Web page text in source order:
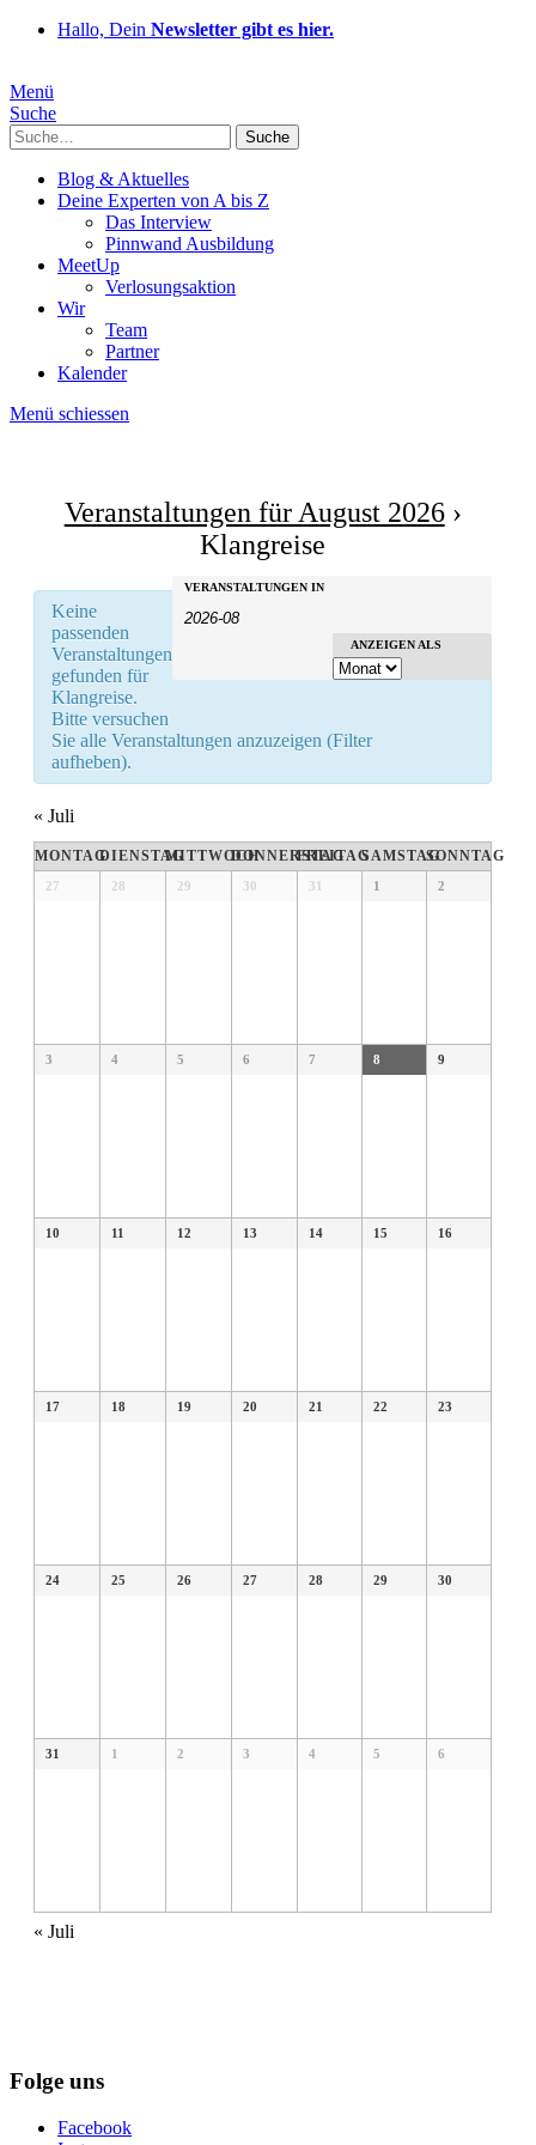
Hallo, Dein Newsletter gibt es hier.
Menü
Suche
Suche
Blog & Aktuelles
Deine Experten von A bis Z
Das Interview
Pinnwand Ausbildung
MeetUp
Verlosungsaktion
Wir
Team
Partner
Kalender
Menü schiessen
Veranstaltungen für August 2026›
Klangreise
Veranstaltungen
Suche
und
Ansichten,
Veranstaltungen
Suche
VERANSTALTUNGEN IN
Veranstaltung
Ansichten-
ANZEIGEN ALS
Keine
passenden
Veranstaltungen
gefunden für
Klangreise.
Bitte versuchen
Sie alle Veranstaltungen anzuzeigen (Filter
aufheben).
« Juli
Kalender
von
Kalender
von
MONTAGDIENSTAGMITTWOCHDONNERSTAG
FREITAGSAMSTAGSONNTAG
27 28 29 30 31 1 2
3 4 5 6 7 8 9
10 11 12 13 14 15 16
17 18 19 20 21 22 23
24 25 26 27 28 29 30
31 1 2 3 4 5 6
« Juli
Folge uns
Facebook